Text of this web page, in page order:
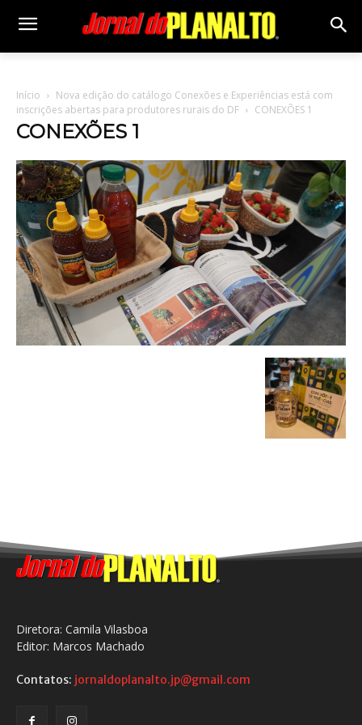
Início
Nova edição do catálogo Conexões e Experiências está com
inscrições abertas para produtores rurais do DF
CONEXÕES 1
CONEXÕES 1
Diretora: Camila Vilasboa
Editor: Marcos Machado
Contatos: jornaldoplanalto.jp@gmail.com